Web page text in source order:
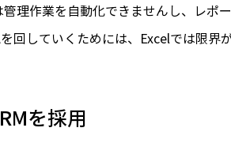
理作業を自動化できませんし、レポ
回していくためには、Excelでは限界
を採用